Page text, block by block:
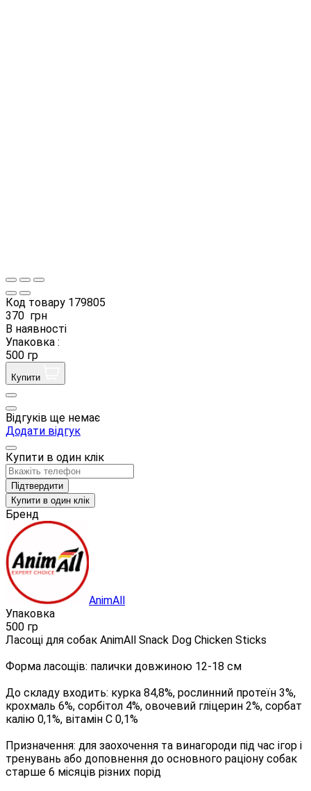
Код товару 179805
370 грн
В наявності
Упаковка :
500 гр
Купити
Відгуків ще немає
Додати відгук
Купити в один клік
Підтвердити
Купити в один клік
Бренд
AnimAll
Упаковка
500 гр
Ласощі для собак AnimAll Snack Dog Chicken Sticks
Форма ласощів: палички довжиною 12-18 см
До складу входить: курка 84,8%, рослинний протеїн 3%,
крохмаль 6%, сорбітол 4%, овочевий гліцерин 2%, сорбат
калію 0,1%, вітамін С 0,1%
Призначення: для заохочення та винагороди під час ігор і
тренувань або доповнення до основного раціону собак
старше 6 місяців різних порід